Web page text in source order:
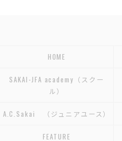
HOME
SAKAI-JFA academy（スクー
ル）
A.C.Sakai （ジュニアユース）
FEATURE